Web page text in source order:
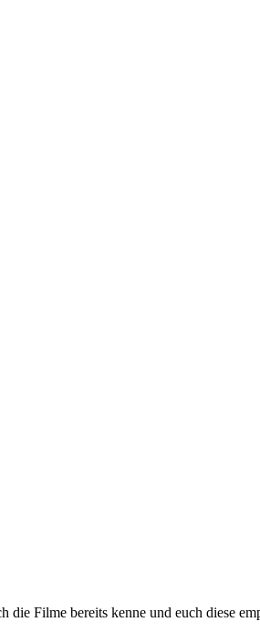
Filme bereits kenne und euch diese